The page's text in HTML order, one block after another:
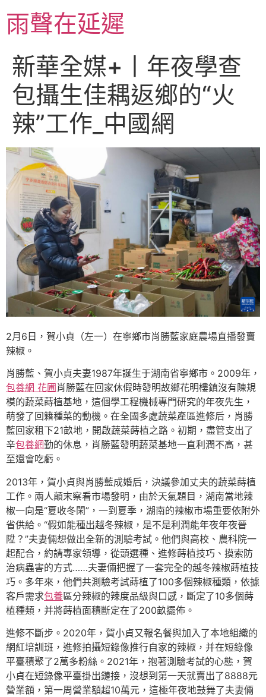
至
主雨聲在延遲
新華全媒+丨年夜學查
包攝生佳耦返鄉的“火
辣”工作_中國網
2月6日，賀小貞（左一）在寧鄉市肖勝藍家庭農場直播發賣
辣椒。
肖勝藍、賀小貞夫妻1987年誕生于湖南省寧鄉市。2009年，
包養網 花圃 肖勝藍在回家休假時發明故鄉花明樓鎮沒有陳規
模的蔬菜蒔植基地，這個學工程機械專門研究的年夜先生，
萌發了回籍種菜的動機。在全國多處蔬菜產區進修后，肖勝
藍回家租下21畝地，開啟蔬菜蒔植之路。初期，盡管支出了
辛包養網勤的休息，肖勝藍發明蔬菜基地一直利潤不高，甚
至還會吃虧。
2013年，賀小貞與肖勝藍成婚后，決議參加丈夫的蔬菜蒔植
工作。兩人顛末察看市場發明，由於天氣題目，湖南當地辣
椒一向是“夏收冬閑”，一到夏季，湖南的辣椒市場重要依附外
省供給。“假如能種出越冬辣椒，是不是利潤能年夜年夜晉
陞？”夫妻倆想做出全新的測驗考試。他們與高校、農科院一
起配合，約請專家領導，從頭選種、進修蒔植技巧、摸索防
治病蟲害的方式……夫妻倆把握了一套完全的越冬辣椒蒔植技
巧。多年來，他們共測驗考試蒔植了100多個辣椒種類，依據
客戶需求包養區分辣椒的辣度品級與口感，斷定了10多個蒔
植種類，并將蒔植面積斷定在了200畝擺佈。
進修不斷步。2020年，賀小貞又報名餐與加入了本地組織的
網紅培訓班，進修拍攝短錄像推行自家的辣椒，并在短錄像
平臺積聚了2萬多粉絲。2021年，抱著測驗考試的心態，賀
小貞在短錄像平臺掛出鏈接，沒想到第一天就賣出了8888元
營業額，第一周營業額超10萬元，這極年夜地鼓舞了夫妻倆